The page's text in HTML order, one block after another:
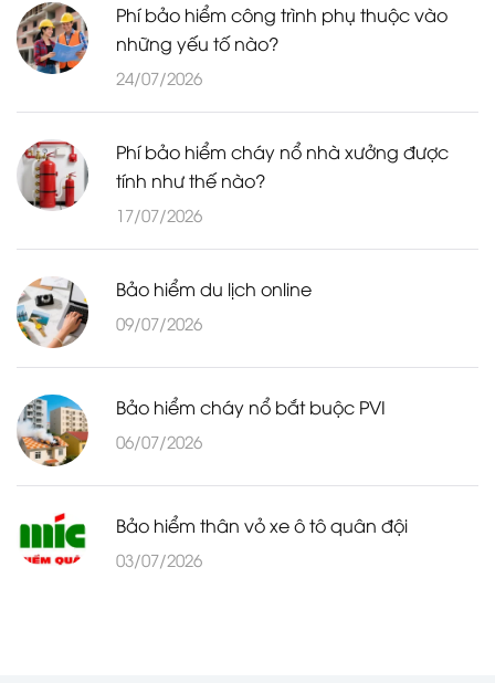
Phí bảo hiểm công trình phụ thuộc vào
những yếu tố nào?
24/07/2026
Phí bảo hiểm cháy nổ nhà xưởng được
tính như thế nào?
17/07/2026
Bảo hiểm du lịch online
09/07/2026
Bảo hiểm cháy nổ bắt buộc PVI
06/07/2026
Bảo hiểm thân vỏ xe ô tô quân đội
03/07/2026